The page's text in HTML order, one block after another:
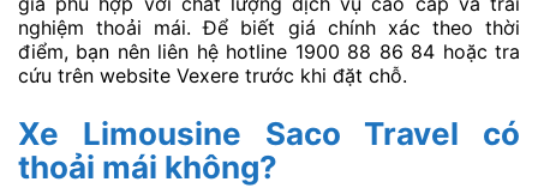
nghiệm thoải mái. Để biết giá chính xác theo thời
điểm, bạn nên liên hệ hotline 1900 88 86 84 hoặc tra
cứu trên website Vexere trước khi đặt chỗ.
Xe Limousine Saco Travel có
thoải mái không?